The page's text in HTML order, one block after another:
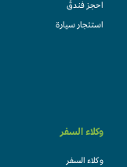
احجز فندقً
استئجار سيارة
وكلاء السفر
وكلاء السفر